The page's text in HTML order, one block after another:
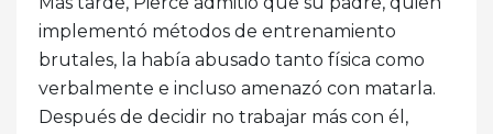
implementó métodos de entrenamiento
brutales, la había abusado tanto física como
verbalmente e incluso amenazó con matarla.
Después de decidir no trabajar más con él,